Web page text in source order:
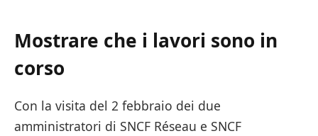
Mostrare che i lavori sono in
corso
Con la visita del 2 febbraio dei due
amministratori di SNCF Réseau e SNCF